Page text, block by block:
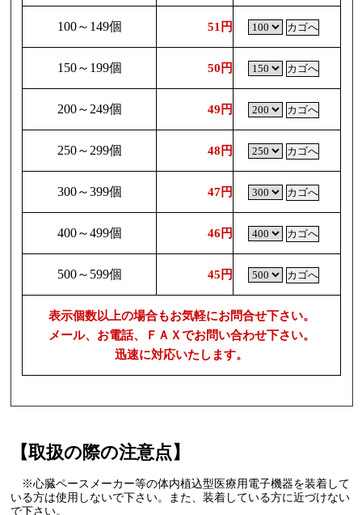
100～149個 51円
150～199個 50円
200～249個 49円
250～299個 48円
300～399個 47円
400～499個 46円
500～599個 45円
表示個数以上の場合もお気軽にお問合せ下さい。
メール、お電話、ＦＡＸでお問い合わせ下さい。
迅速に対応いたします。
【取扱の際の注意点】
※心臓ペースメーカー等の体内植込型医療用電子機器を装着して
いる方は使用しないで下さい。また、装着している方に近づけない
で下さい。